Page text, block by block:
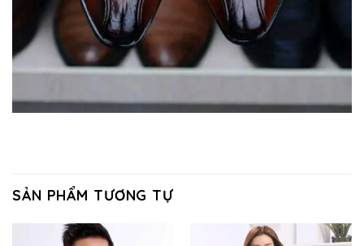
SẢN PHẨM TƯƠNG TỰ